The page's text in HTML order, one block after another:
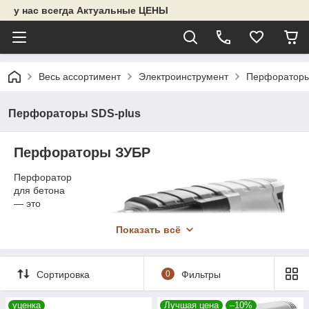
у нас всегда Актуальные ЦЕНЫ
Весь ассортимент Электроинструмент
Перфораторы SDS-plus
Перфораторы ЗУБР
Перфоратор
для бетона
— это
оборудовани
е,
используемо
е для
Показать всё
Сортировка 0 Фильтры
уценка Лучшая цена –10%